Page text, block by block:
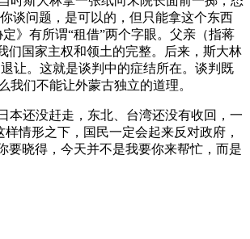
谈问题，是可以的，但只能拿这个东西
》有所谓“租借”两个字眼。父亲（指蒋
们国家主权和领土的完整。后来，斯大林
让。这就是谈判中的症结所在。谈判既
们不能让外蒙古独立的道理。
本还没赶走，东北、台湾还没有收回，一
情形之下，国民一定会起来反对政府，
要晓得，今天并不是我要你来帮忙，而是